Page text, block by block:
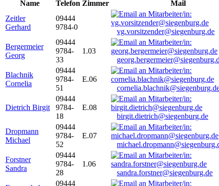
Name
Telefon Zimmer
Mail
Zeitler
Gerhard
09444
9784-0
vg.vorsitzender@siegenburg.de
Bergermeier
Georg
09444
9784-
33
1.03
Blachnik
Cornelia
09444
9784-
51
E.06
Dietrich Birgit
09444
9784-
18
E.08
birgit.dietrich@siegenburg.de
Dropmann
Michael
09444
9784-
52
E.07
Forstner
Sandra
09444
9784-
28
1.06
sandra.forstner@siegenburg.de
09444